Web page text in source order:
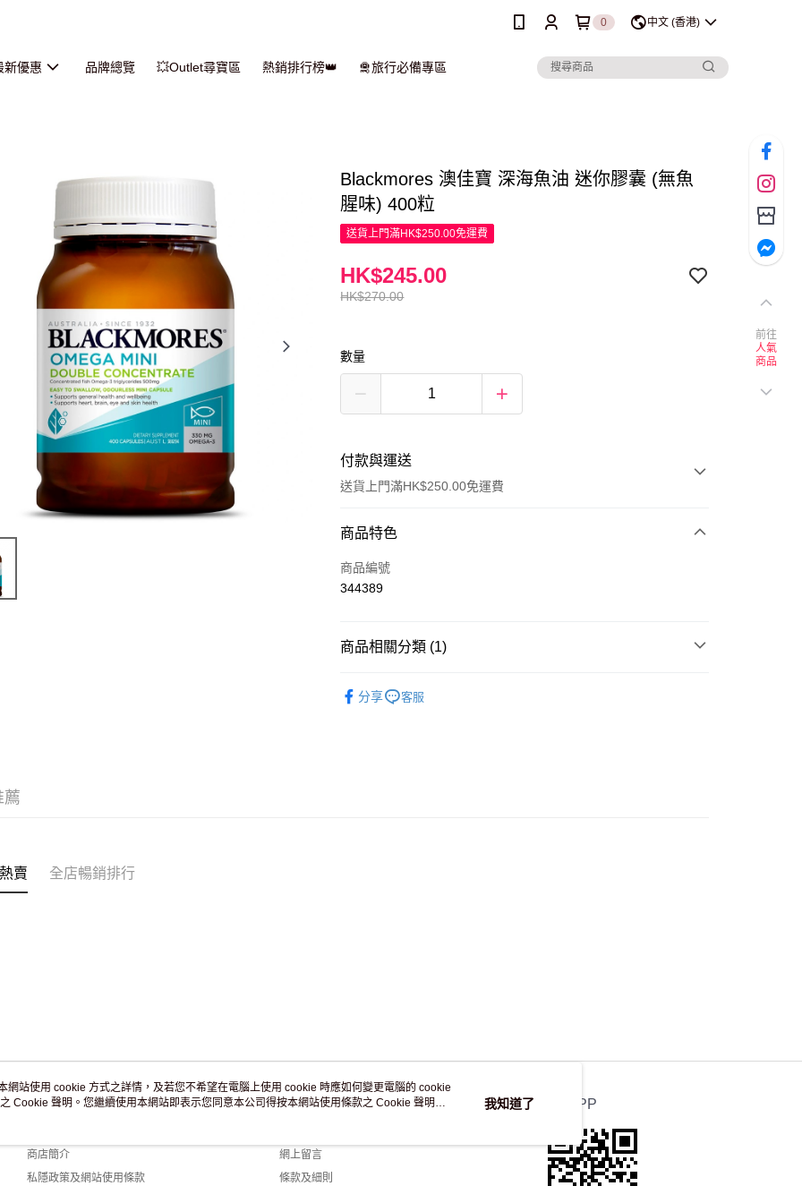
0 中文 (香港)
新優惠 品牌總覽 💥Outlet尋寶區 熱銷排行榜👑 🛅旅行必備專區
Blackmores 澳佳寶 深海魚油 迷你膠囊 (無魚
腥味) 400粒
送貨上門滿HK$250.00免運費
HK$270.00
HK$245.00
數量
付款與運送
送貨上門滿HK$250.00免運費
付款方式
信用卡
商品特色
商品編號
344389
商品相關分類 (1)
分享
客服
薦
賣 全店暢銷排行
關於我們
商店簡介
私隱政策及網站使用條款
客戶服務
網上留言
條款及細則
官方APP
前往
人氣
商品
網站使用 cookie 方式之詳情，及若您不希望在電腦上使用 cookie 時應如何變更電腦的 cookie
Cookie 聲明。您繼續使用本網站即表示您同意本公司得按本網站使用條款之 Cookie 聲明使
我知道了